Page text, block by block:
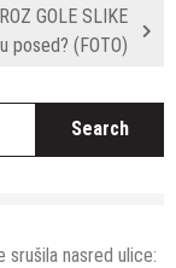
GOLE SLIKE
posed? (FOTO)
srušila nasred ulice: